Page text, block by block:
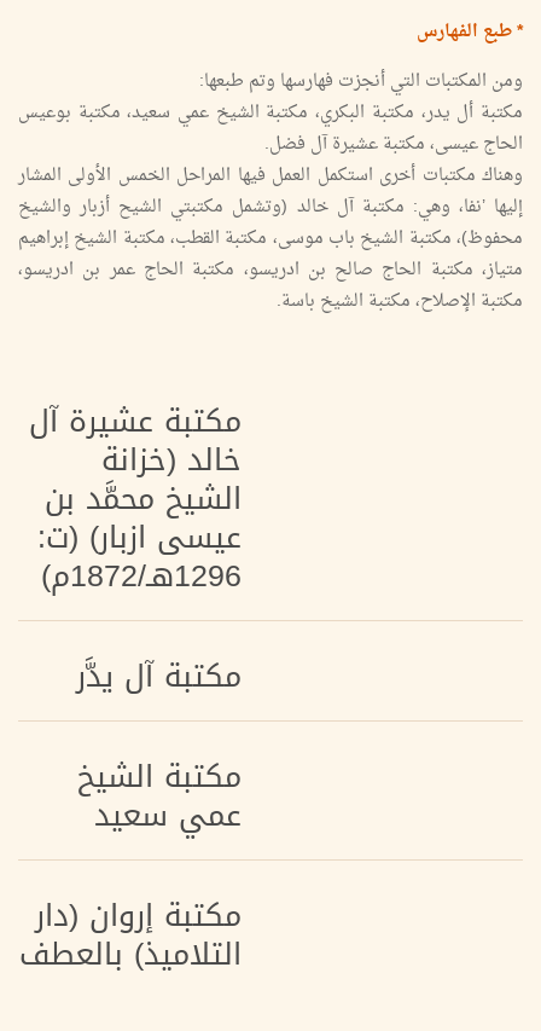
* طبع الفهارس
ومن المكتبات التي أنجزت فهارسها وتم طبعها:
مكتبة أل يدر، مكتبة البكري، مكتبة الشيخ عمي سعيد، مكتبة بوعيس
الحاج عيسى، مكتبة عشيرة آل فضل.
وهناك مكتبات أخرى استكمل العمل فيها المراحل الخمس الأولى المشار
إليها ’نفا، وهي: مكتبة آل خالد (وتشمل مكتبتي الشيح أزبار والشيخ
محفوظ)، مكتبة الشيخ باب موسى، مكتبة القطب، مكتبة الشيخ إبراهيم
متياز، مكتبة الحاج صالح بن ادريسو، مكتبة الحاج عمر بن ادريسو،
مكتبة الإصلاح، مكتبة الشيخ باسة.
مكتبة عشيرة آل
خالد (خزانة
الشيخ محمَّد بن
عيسى ازبار) (ت:
1296هـ/1872م)
مكتبة آل يدَّر
مكتبة الشيخ
عمي سعيد
مكتبة إروان (دار
التلاميذ) بالعطف